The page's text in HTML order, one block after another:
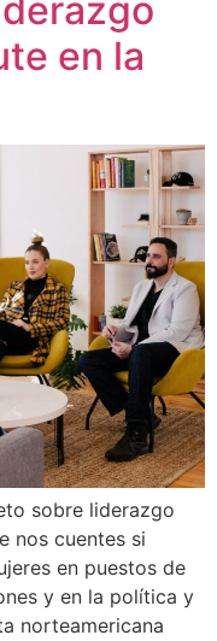
en la
sobre liderazgo
nos cuentes si
en puestos de
y en la política y
norteamericana